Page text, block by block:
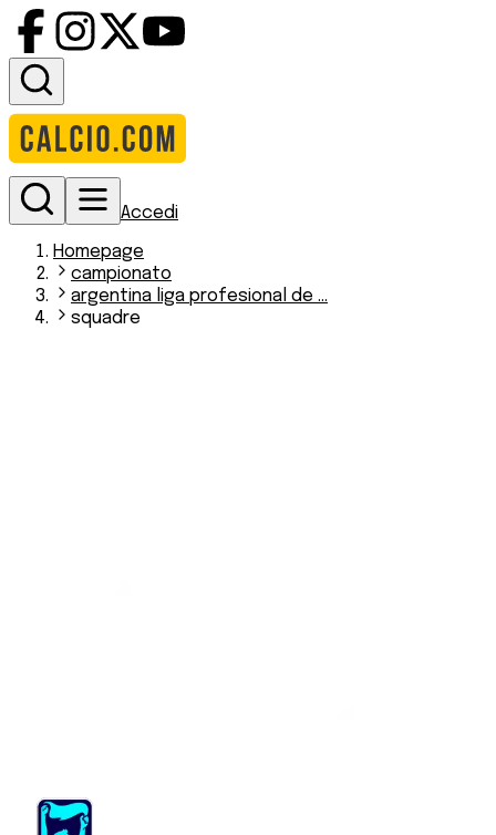
Accedi
Homepage
campionato
argentina liga profesional de ...
squadre